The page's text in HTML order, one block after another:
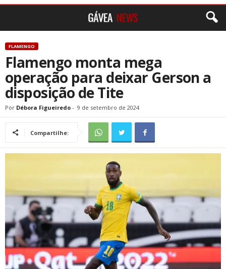
FLAMENGO
Flamengo monta mega
operação para deixar Gerson a
disposição de Tite
Por Débora Figueiredo - 9 de setembro de 2024
Compartilhe: